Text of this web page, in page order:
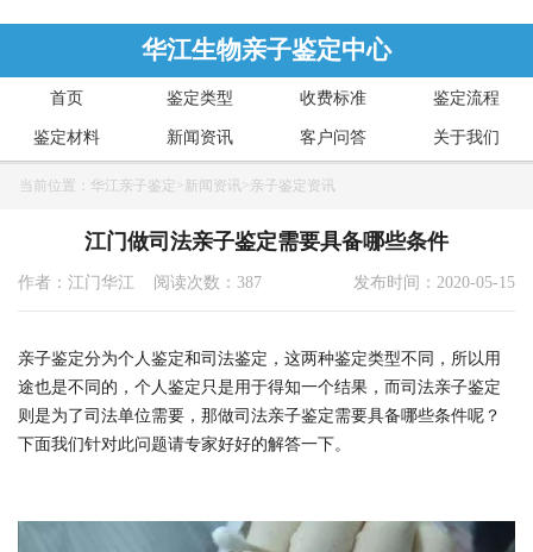
华江生物亲子鉴定中心
首页 鉴定类型 收费标准 鉴定流程
鉴定材料 新闻资讯 客户问答 关于我们
当前位置： 华江亲子鉴定 >新闻资讯 >亲子鉴定资讯
江门做司法亲子鉴定需要具备哪些条件
作者：江门华江 阅读次数：387 发布时间：2020-05-15
亲子鉴定分为个人鉴定和司法鉴定，这两种鉴定类型不同，所以用
途也是不同的，个人鉴定只是用于得知一个结果，而司法亲子鉴定
则是为了司法单位需要，那做司法亲子鉴定需要具备哪些条件呢？
下面我们针对此问题请专家好好的解答一下。